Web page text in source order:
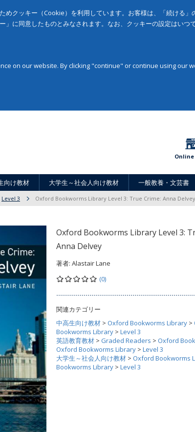
めクッキー（Cookie）を利用しています。お客様は、「続ける
」に同意したものとみなされます。なお、クッキーの設定はいつ
on our website. By clicking "continue" or continue using our
Online
向け教材 大学生～社会人向け教材 一般教養・文芸書
Level 3 Oxford Bookworms Library Level 3: True Crime: Anna Delvey
Oxford Bookworms Library Level 3:
Anna Delvey
著者: Alastair Lane
(0)
関連カテゴリー
中高生向け教材 > Oxford Bookworms Library >
Bookworms Library > Level 3
英語教育教材 > Graded Readers > Oxford
Oxford Bookworms Library > Level 3
大学生～社会人向け教材 > Oxford Bookworms
Bookworms Library > Level 3